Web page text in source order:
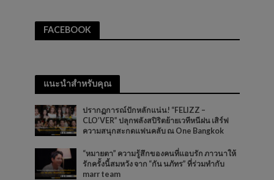
FACEBOOK
แนะนำสำหรับคุณ
ปรากฏการณ์ปักหลักแน่น! “FELIZZ –
CLO’VER” ปลุกพลังสปิริตย้ายเวทีหนีฝน เสิร์ฟ
ความสนุกสะกดแฟนคลับ ณ One Bangkok
“หมายตา” ความรู้สึกของคนที่แอบรัก ภาวนาให้
รักครั้งนี้สมหวัง จาก “กัน นภัทร” ที่ร่วมทำกับ
marr team